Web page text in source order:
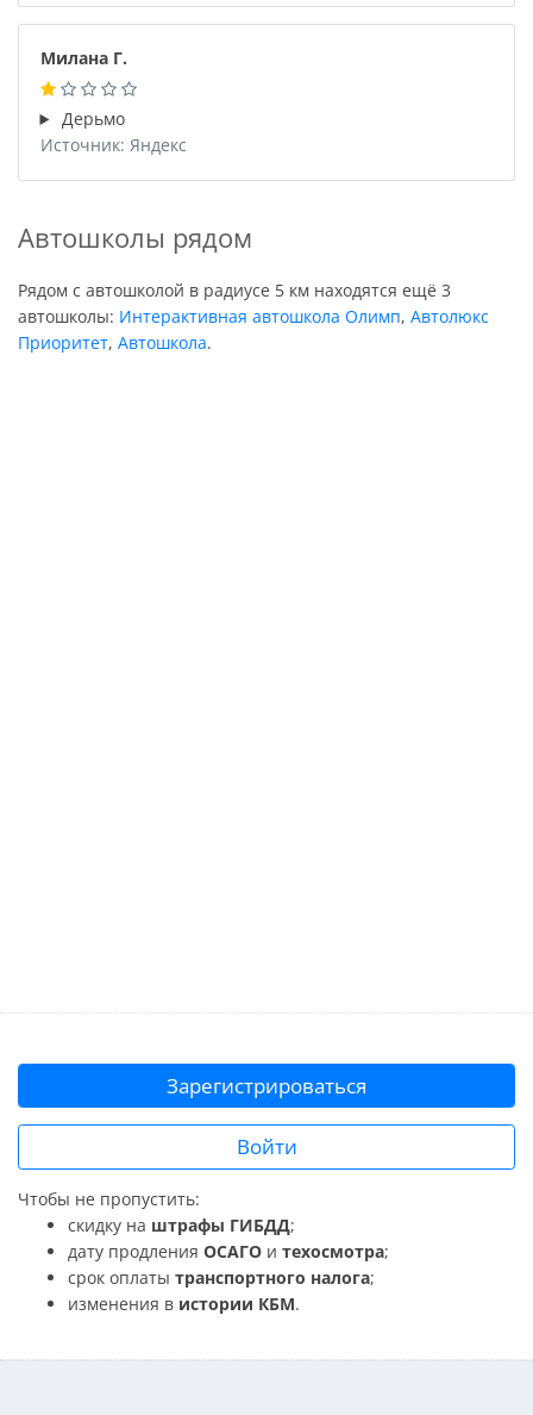
Милана Г.
Дерьмо
Источник: Яндекс
Автошколы рядом
Рядом с автошколой в радиусе 5 км находятся ещё 3
автошколы: Интерактивная автошкола Олимп, Автолюкс
Приоритет, Автошкола.
Зарегистрироваться
Войти
Чтобы не пропустить:
скидку на штрафы ГИБДД;
дату продления ОСАГО и техосмотра;
срок оплаты транспортного налога;
изменения в истории КБМ.